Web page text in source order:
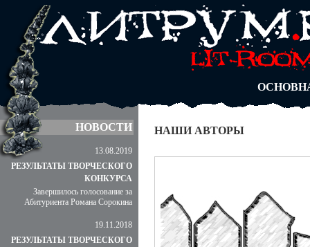
АВТОРЫ
БЛОГИ
АБИТУРА
НОВОСТИ
13.08.2019
РЕЗУЛЬТАТЫ ТВОРЧЕСКОГО
КОНКУРСА
Завершилось голосование за
Абитуриента Романа Сорокина
19.11.2018
РЕЗУЛЬТАТЫ ТВОРЧЕСКОГО
НАШИ АВТОРЫ